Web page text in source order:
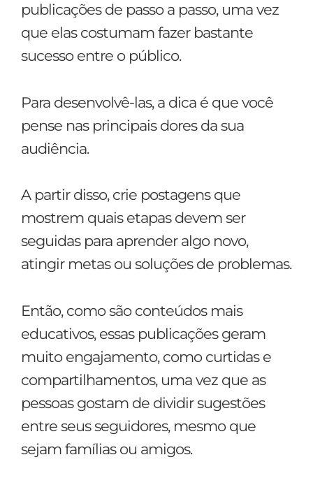
publicações de passo a passo, uma vez
que elas costumam fazer bastante
sucesso entre o público.
Para desenvolvê-las, a dica é que você
pense nas principais dores da sua
audiência.
A partir disso, crie postagens que
mostrem quais etapas devem ser
seguidas para aprender algo novo,
atingir metas ou soluções de problemas.
Então, como são conteúdos mais
educativos, essas publicações geram
muito engajamento, como curtidas e
compartilhamentos, uma vez que as
pessoas gostam de dividir sugestões
entre seus seguidores, mesmo que
sejam famílias ou amigos.